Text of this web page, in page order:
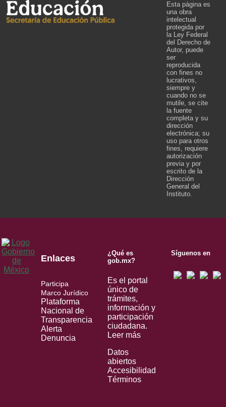
Esta página es
una obra
intelectual
protegida por
la Ley Federal
del Derecho de
Autor, puede
ser
reproducida
con fines no
lucrativos,
siempre y
cuando no se
mutile, se cite
la fuente
completa y su
dirección
electrónica; su
uso para otros
fines, requiere
autorización
previa y por
escrito de la
Dirección
General del
Instituto.
Enlaces
Participa
Marco Jurídico
Plataforma
Nacional de
Transparencia
Alerta
Denuncia
¿Qué es
gob.mx?
Es el portal
único de
trámites,
información y
participación
ciudadana.
Leer más
Datos
abiertos
Accesibilidad
Términos
Síguenos en